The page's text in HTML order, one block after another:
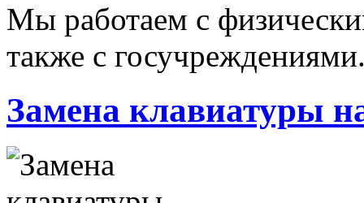
Мы работаем с
также с
Замена клавиатуры